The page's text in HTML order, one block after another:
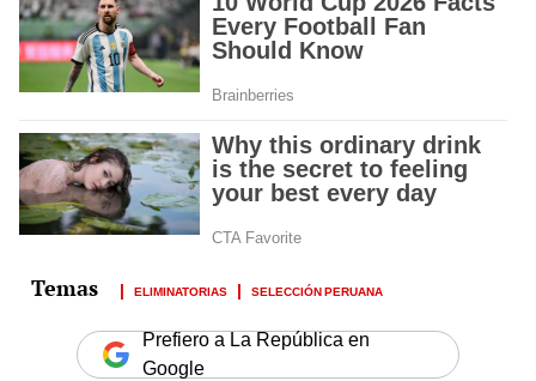
ELIMINATORIAS SELECCIÓN PERUANA
Prefiero a La República en
Google